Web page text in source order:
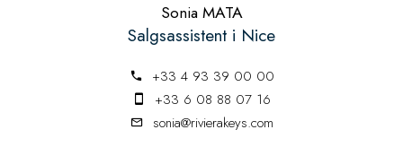
Sonia MATA
Salgsassistent i Nice
+33 4 93 39 00 00
+33 6 08 88 07 16
sonia@rivierakeys.com